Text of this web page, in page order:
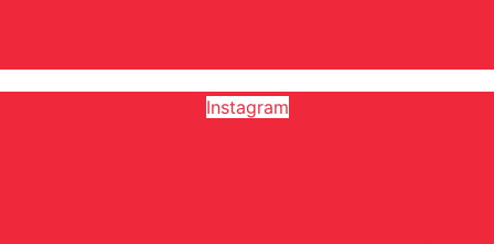
Instagram